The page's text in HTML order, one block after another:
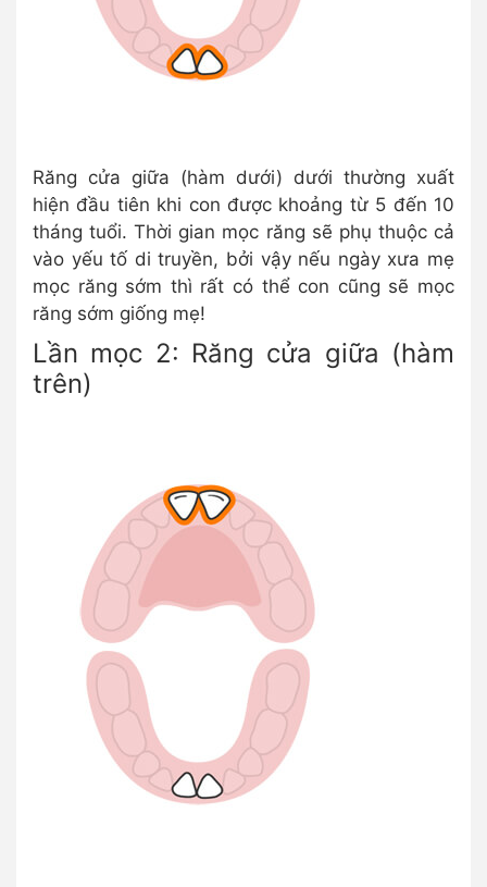
Răng cửa giữa (hàm dưới) dưới thường xuất
hiện đầu tiên khi con được khoảng từ 5 đến 10
tháng tuổi. Thời gian mọc răng sẽ phụ thuộc cả
vào yếu tố di truyền, bởi vậy nếu ngày xưa mẹ
mọc răng sớm thì rất có thể con cũng sẽ mọc
răng sớm giống mẹ!
Lần mọc 2: Răng cửa giữa (hàm
trên)